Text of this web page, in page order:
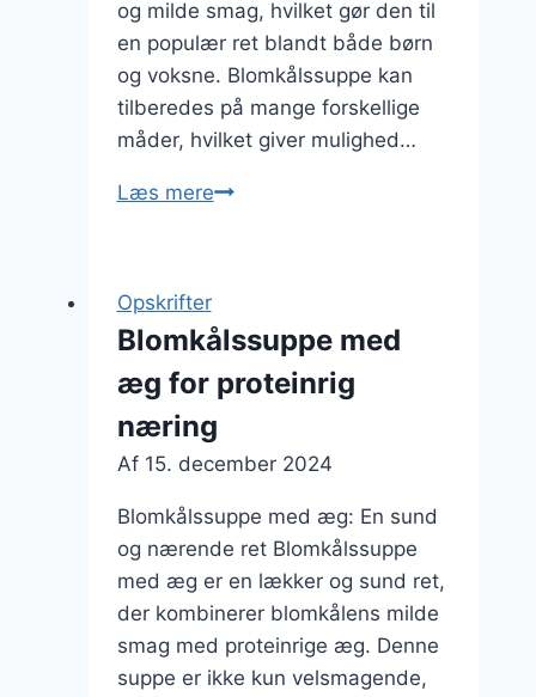
og milde smag, hvilket gør den til
en populær ret blandt både børn
og voksne. Blomkålssuppe kan
tilberedes på mange forskellige
måder, hvilket giver mulighed…
Læs mereBlomkålssuppe
smagsoplevelser
Opskrifter
Blomkålssuppe med
æg for proteinrig
næring
Af 15. december 2024
Blomkålssuppe med æg: En sund
og nærende ret Blomkålssuppe
med æg er en lækker og sund ret,
der kombinerer blomkålens milde
smag med proteinrige æg. Denne
suppe er ikke kun velsmagende,